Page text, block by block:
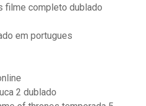
filme completo dublado
em portugues
2 dublado